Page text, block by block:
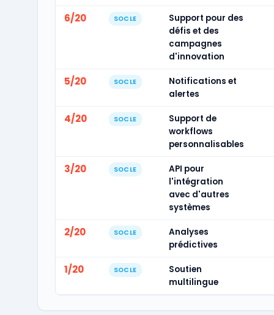
6/20 SOCLE
Support pour des
défis et des
campagnes
d'innovation
5/20 SOCLE
Notifications et
alertes
4/20 SOCLE
Support de
workflows
personnalisables
3/20 SOCLE
API pour
l'intégration
avec d'autres
systèmes
2/20 SOCLE
Analyses
prédictives
1/20 SOCLE
Soutien
multilingue